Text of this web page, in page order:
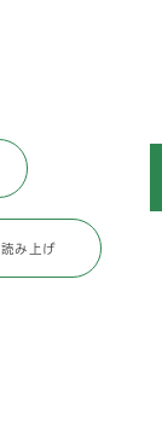
み上げ
民館
ージ番号：C130450